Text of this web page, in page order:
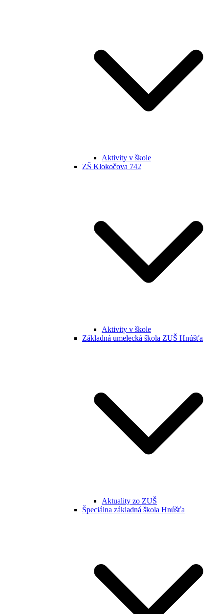
Aktivity v škole
ZŠ Klokočova 742
Aktivity v škole
Základná umelecká škola ZUŠ Hnúšťa
Aktuality zo ZUŠ
Špeciálna základná škola Hnúšťa